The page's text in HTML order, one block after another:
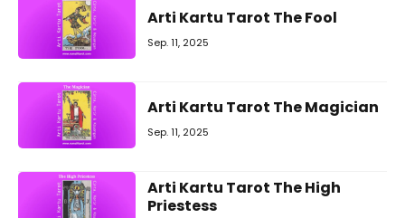
Arti Kartu Tarot The Fool
Sep. 11, 2025
Arti Kartu Tarot The Magician
Sep. 11, 2025
Arti Kartu Tarot The High
Priestess